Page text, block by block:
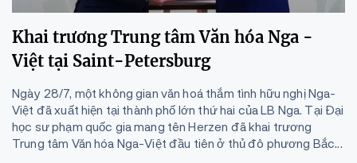
Khai trương Trung tâm Văn hóa Nga -
Việt tại Saint-Petersburg
Ngày 28/7, một không gian văn hoá thắm tình hữu nghị Nga-
Việt đã xuất hiện tại thành phố lớn thứ hai của LB Nga. Tại Đại
học sư phạm quốc gia mang tên Herzen đã khai trương
Trung tâm Văn hóa Nga-Việt đầu tiên ở thủ đô phương Bắc...